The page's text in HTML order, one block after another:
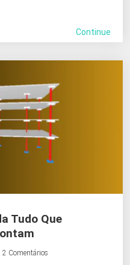
Continue
Tudo Que
2 Comentários